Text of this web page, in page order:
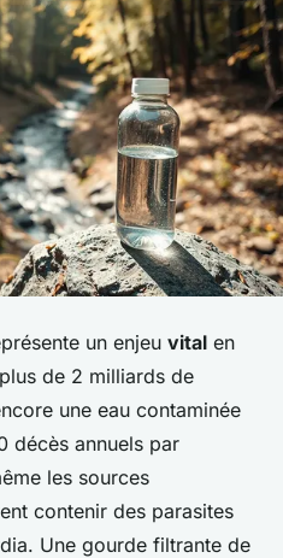
un enjeu vital en
de 2 milliards de
une eau contaminée
décès annuels par
les sources
contenir des parasites
Une gourde filtrante de